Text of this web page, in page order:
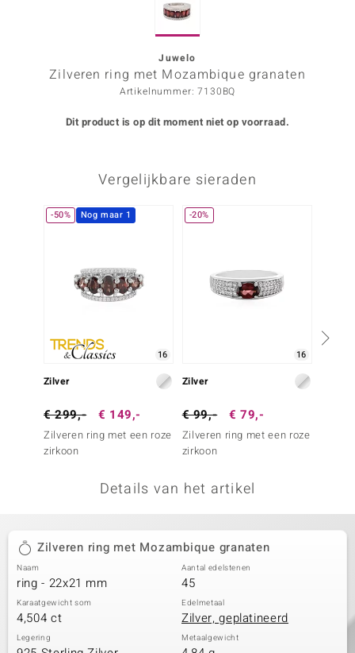
Designs
Juwelo
Zilveren ring met Mozambique granaten
Artikelnummer: 7130BQ
Dit product is op dit moment niet op voorraad.
Vergelijkbare sieraden
-50% Nog maar 1
16
Zilver
€ 299,- € 149,-
Zilveren ring met een roze
zirkoon
-20%
16
Zilver
€ 99,- € 79,-
Zilveren ring met een roze
zirkoon
Details van het artikel
Zilveren ring met Mozambique granaten
Naam
ring - 22x21 mm
Aantal edelstenen
45
Karaatgewicht som
4,504 ct
Edelmetaal
Zilver, geplatineerd
Legering Metaalgewicht